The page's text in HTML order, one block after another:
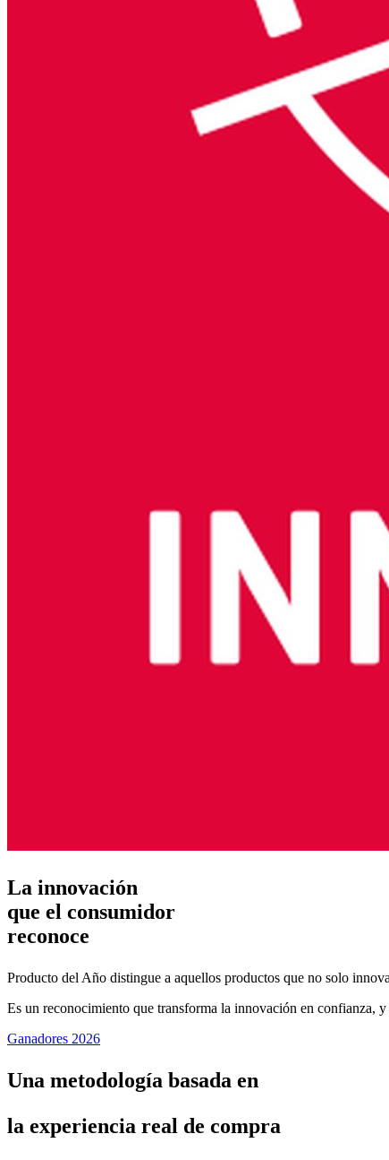
La innovación
que el consumidor
reconoce
Producto del Año distingue a aquellos productos que no solo
Es un reconocimiento que transforma la innovación en confianza,
Ganadores 2026
Una metodología basada en
la experiencia real de compra